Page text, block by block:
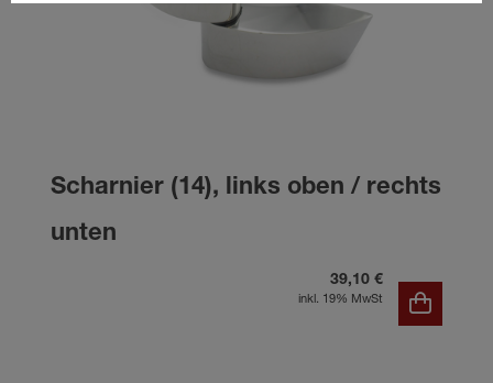
Scharnier (14), links oben / rechts
unten
39,10 €
inkl. 19% MwSt